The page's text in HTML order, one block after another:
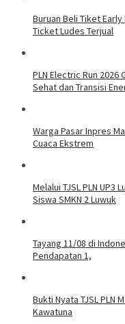
Buruan Beli Tiket
Ticket Ludes Terjual
PLN Electric Run
Sehat dan Transisi
Warga Pasar Inpres
Cuaca Ekstrem
Melalui TJSL PLN
Siswa SMKN 2 Luwuk
Tayang 11/08 di
Pendapatan 1,
Bukti Nyata TJSL PLN
Kawatuna